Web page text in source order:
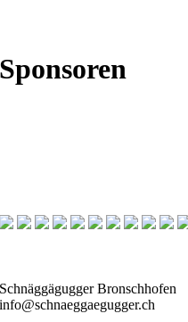
Sponsoren
Schnäggägugger Bronschhofen
info@schnaeggaegugger.ch